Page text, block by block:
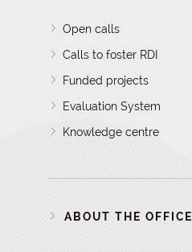
Open calls
Calls to foster RDI
Funded projects
Evaluation System
Knowledge centre
ABOUT THE OFFICE